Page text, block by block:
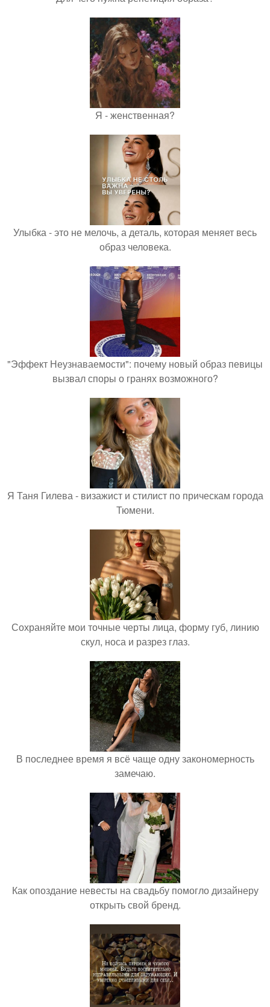
Я - женственная?
Улыбка - это не мелочь, а деталь, которая меняет весь
образ человека.
"Эффект Неузнаваемости": почему новый образ певицы
вызвал споры о гранях возможного?
Я Таня Гилева - визажист и стилист по прическам города
Тюмени.
Сохраняйте мои точные черты лица, форму губ, линию
скул, носа и разрез глаз.
В последнее время я всё чаще одну закономерность
замечаю.
Как опоздание невесты на свадьбу помогло дизайнеру
открыть свой бренд.